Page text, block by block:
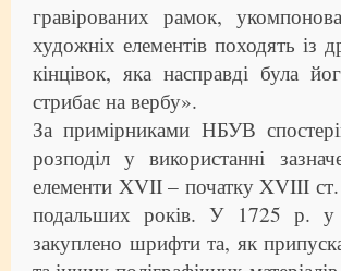
гравірованих рамок,
художніх елементів походять із
кінцівок, яка насправді була
стрибає на вербу».
За примірниками НБУВ
розподіл у використанні
елементи XVII – початку XVIII
подальших років. У 1725 р. у
закуплено шрифти та, як